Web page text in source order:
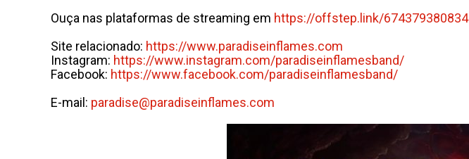
Ouça nas plataformas de streaming em https://offstep.link/674379380834
Site relacionado: https://www.paradiseinflames.com
Instagram: https://www.instagram.com/paradiseinflamesband/
Facebook: https://www.facebook.com/paradiseinflamesband/
E-mail: paradise@paradiseinflames.com